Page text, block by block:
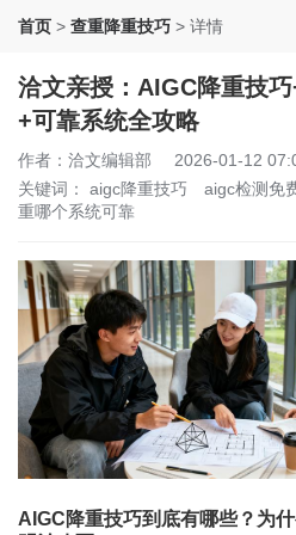
首页 > 查重降重技巧 > 详情
洽文亲授：AIGC降重技
+可靠系统全攻略
作者：洽文编辑部
2026-01-12
关键词： aigc降重技巧 aigc检测免
重哪个系统可靠
AIGC降重技巧到底有哪些？为